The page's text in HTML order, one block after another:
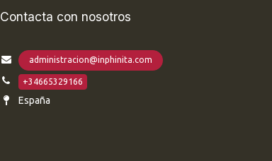
Contacta con nosotros
administracion@inphinita.com
+34665329166
España